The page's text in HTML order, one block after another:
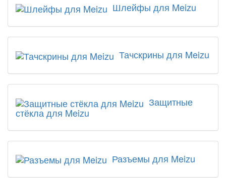
Шлейфы для Meizu
Тачскрины для Meizu
Защитные
стёкла для Meizu
Разъемы для Meizu